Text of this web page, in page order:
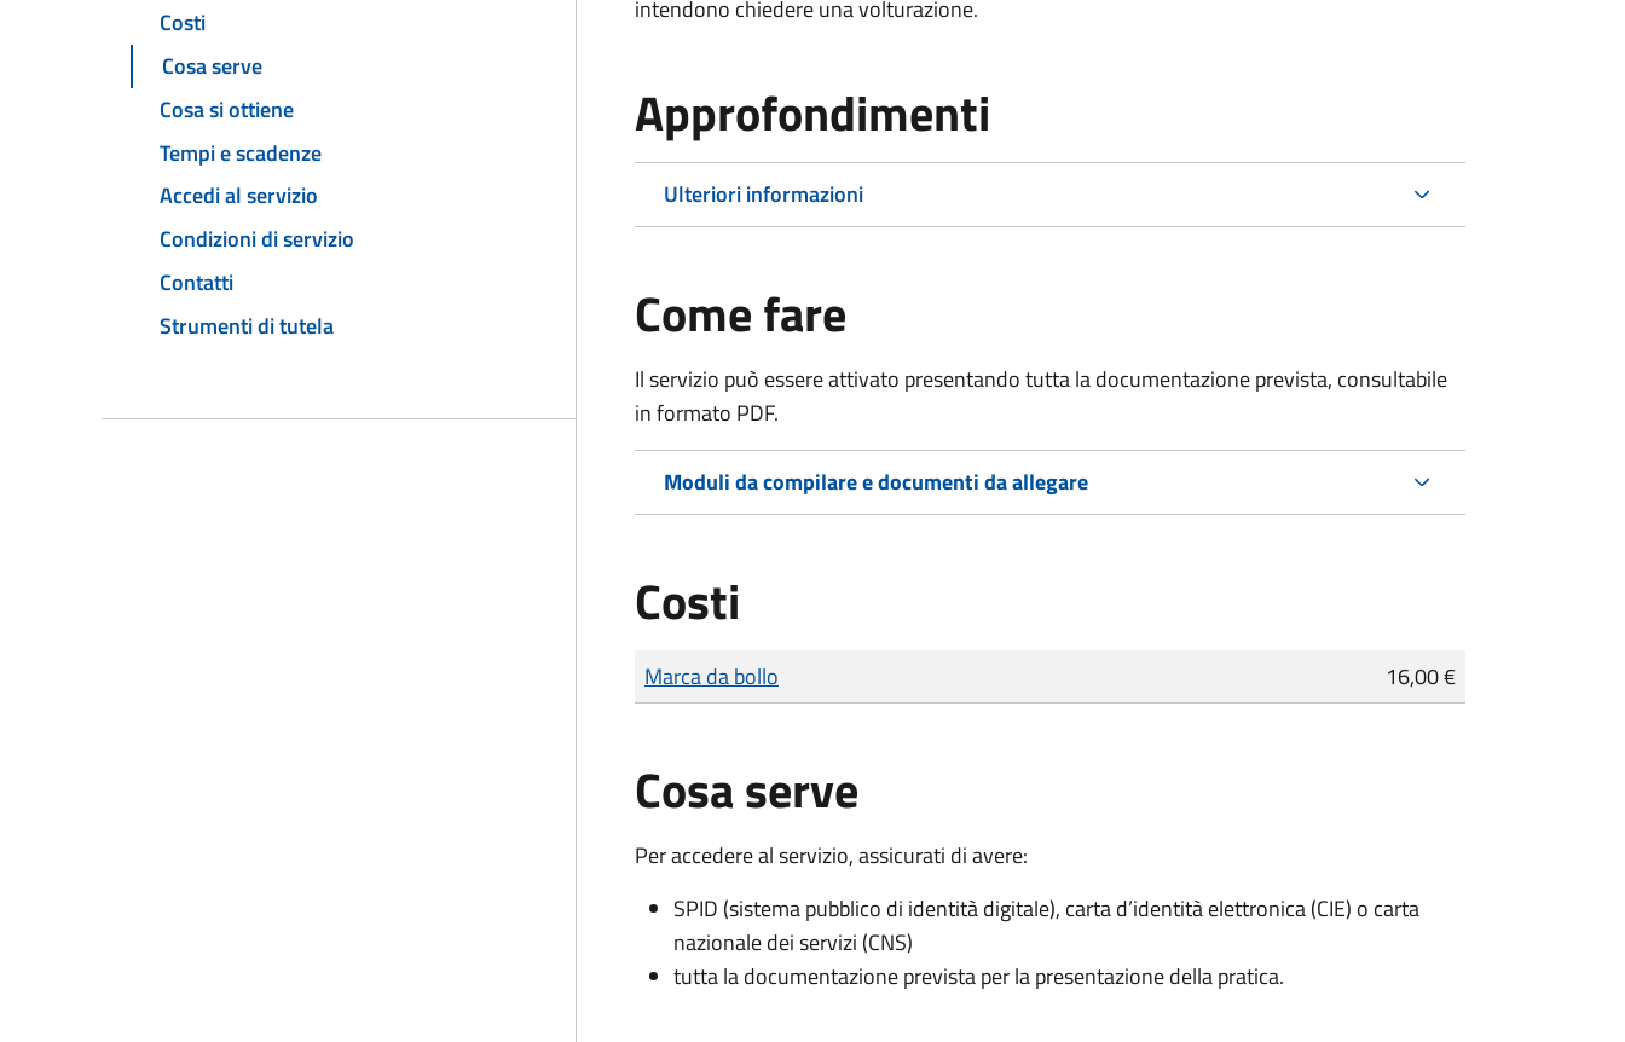
Costi
Cosa serve
Cosa si ottiene
Tempi e scadenze
Accedi al servizio
Condizioni di servizio
Contatti
Strumenti di tutela
intendono chiedere una volturazione.
Approfondimenti
Ulteriori informazioni
Come fare
Il servizio può essere attivato presentando tutta la documentazione prevista, consultabile
in formato PDF.
Moduli da compilare e documenti da allegare
Costi
Tipo di pagamento
Importo
Marca da bollo 16,00 €
Cosa serve
Per accedere al servizio, assicurati di avere:
SPID (sistema pubblico di identità digitale), carta d’identità elettronica (CIE) o carta
nazionale dei servizi (CNS)
tutta la documentazione prevista per la presentazione della pratica.